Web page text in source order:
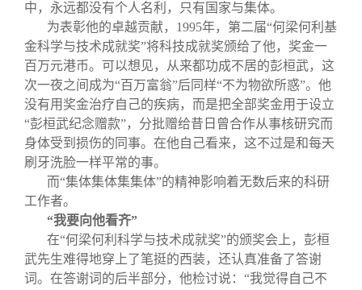
中，永远都没有个人名利，只有国家与集体。
为表彰他的卓越贡献， 1995年，第二届“何梁何利基
金科学与技术成就奖”将科技成就奖颁给了他，奖金一
百万元港币。可以想见，从来都功成不居的彭桓武，这
次一夜之间成为“百万富翁”后同样“不为物欲所惑”。他
没有用奖金治疗自己的疾病，而是把全部奖金用于设立
“彭桓武纪念赠款”，分批赠给昔日曾合作从事核研究而
身体受到损伤的同事。在他自己看来，这不过是和每天
刷牙洗脸一样平常的事。
而“集体集体集集体”的精神影响着无数后来的科研
工作者。
“我要向他看齐”
在“何梁何利科学与技术成就奖”的颁奖会上，彭桓
武先生难得地穿上了笔挺的西装，还认真准备了答谢
词。在答谢词的后半部分，他检讨说：“我觉得自己不